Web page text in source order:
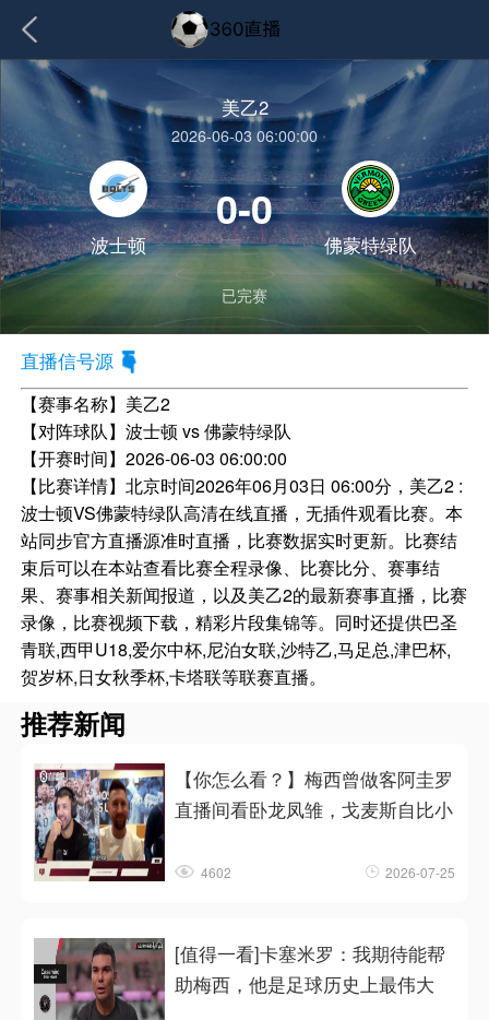
美乙2
2026-06-03 06:00:00
波士顿
0-0
佛蒙特绿队
已完赛
直播信号源
【赛事名称】 美乙2
【对阵球队】波士顿 vs 佛蒙特绿队
【开赛时间】2026-06-03 06:00:00
【比赛详情】北京时间2026年06月03日 06:00分，美乙2 :
波士顿VS佛蒙特绿队高清在线直播，无插件观看比赛。本
站同步官方直播源准时直播，比赛数据实时更新。比赛结
束后可以在本站查看比赛全程录像、比赛比分、赛事结
果、赛事相关新闻报道，以及美乙2的最新赛事直播，比赛
录像，比赛视频下载，精彩片段集锦等。同时还提供巴圣
青联,西甲U18,爱尔中杯,尼泊女联,沙特乙,马足总,津巴杯,
贺岁杯,日女秋季杯,卡塔联等联赛直播。
推荐新闻
【你怎么看？】梅西曾做客阿圭罗
直播间看卧龙凤雏，戈麦斯自比小
4602 2026-07-25
[值得一看]卡塞米罗：我期待能帮
助梅西，他是足球历史上最伟大